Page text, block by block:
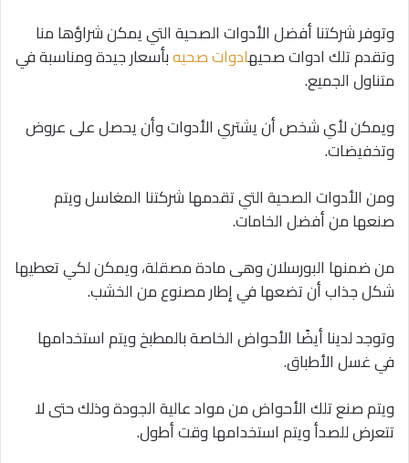
وتوفر شركتنا أفضل الأدوات الصحية التي يمكن شراؤها منا
وتقدم تلك ادوات صحيهادوات صحيهبأسعار جيدة ومناسبة في
متناول الجميع.
ويمكن لأي شخص أن يشتري الأدوات وأن يحصل على عروض
وتخفيضات.
ومن الأدوات الصحية التي تقدمها شركتنا المغاسل ويتم
صنعها من أفضل الخامات.
من ضمنها البورسلان وهى مادة مصقلة، ويمكن لكي تعطيها
شكل جذاب أن تضعها في إطار مصنوع من الخشب.
وتوجد لدينا أيضًا الأحواض الخاصة بالمطبخ ويتم استخدامها
في غسل الأطباق.
ويتم صنع تلك الأحواض من مواد عالية الجودة وذلك حتى لا
تتعرض للصدأ ويتم استخدامها وقت أطول.